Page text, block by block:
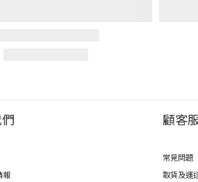
報
顧客
常見問題
取貨及運